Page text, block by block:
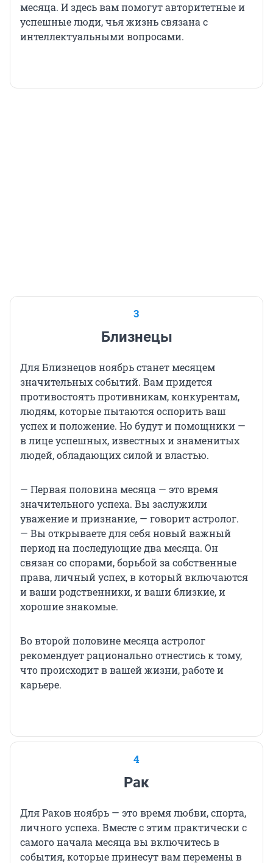
месяца. И здесь вам помогут авторитетные и
успешные люди, чья жизнь связана с
интеллектуальными вопросами.
3
Близнецы
Для Близнецов ноябрь станет месяцем
значительных событий. Вам придется
противостоять противникам, конкурентам,
людям, которые пытаются оспорить ваш
успех и положение. Но будут и помощники —
в лице успешных, известных и знаменитых
людей, обладающих силой и властью.
— Первая половина месяца — это время
значительного успеха. Вы заслужили
уважение и признание, — говорит астролог.
— Вы открываете для себя новый важный
период на последующие два месяца. Он
связан со спорами, борьбой за собственные
права, личный успех, в который включаются
и ваши родственники, и ваши близкие, и
хорошие знакомые.
Во второй половине месяца астролог
рекомендует рационально отнестись к тому,
что происходит в вашей жизни, работе и
карьере.
4
Рак
Для Раков ноябрь — это время любви, спорта,
личного успеха. Вместе с этим практически с
самого начала месяца вы включитесь в
события, которые принесут вам перемены в